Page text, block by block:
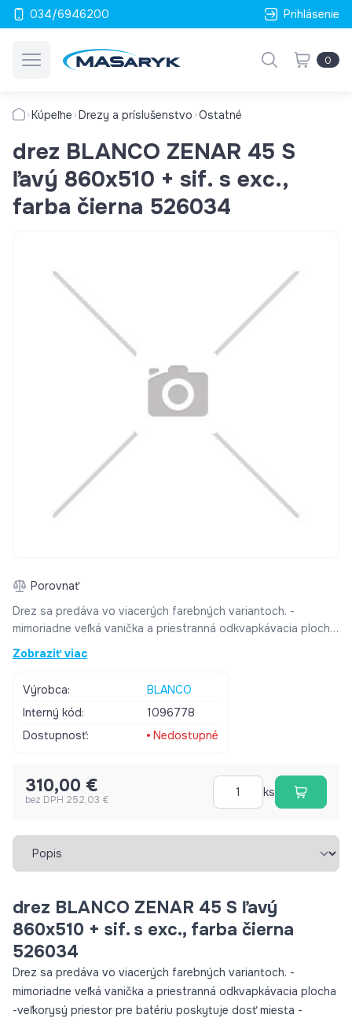
034/6946200 Prihlásenie
0
Kúpeľne Drezy a príslušenstvo Ostatné
drez BLANCO ZENAR 45 S
ľavý 860x510 + sif. s exc.,
farba čierna 526034
Porovnať
Drez sa predáva vo viacerých farebných variantoch. -
mimoriadne veľká vanička a priestranná odkvapkávacia plocha
-veľkorysý priestor pre batériu poskytuje dosť miesta -
funkčná plocha s plynulým prechodom na odkvapkávaciu
pozdĺž celej šírky drezu, multifunkčná nerezová miska -kvalitné
vyhotovenie s excentrickým ovládaním, bočným prepadom C-
overflow® a výpusťou InFino® - elegantne integrovaná a
pracovnou doskou
Zobraziť viac
Výrobca:
BLANCO
Interný kód:
1096778
Dostupnosť:
Nedostupné
310,00 €
bez DPH 252,03 €
ks
Vybrať záložku
drez BLANCO ZENAR 45 S ľavý
860x510 + sif. s exc., farba čierna
526034
Drez sa predáva vo viacerých farebných variantoch. -
mimoriadne veľká vanička a priestranná odkvapkávacia plocha
-veľkorysý priestor pre batériu poskytuje dosť miesta -